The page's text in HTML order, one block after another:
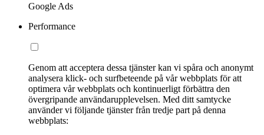
Google Ads
Performance
Genom att acceptera dessa tjänster kan vi spåra och anonymt
analysera klick- och surfbeteende på vår webbplats för att
optimera vår webbplats och kontinuerligt förbättra den
övergripande användarupplevelsen. Med ditt samtycke
använder vi följande tjänster från tredje part på denna
webbplats: